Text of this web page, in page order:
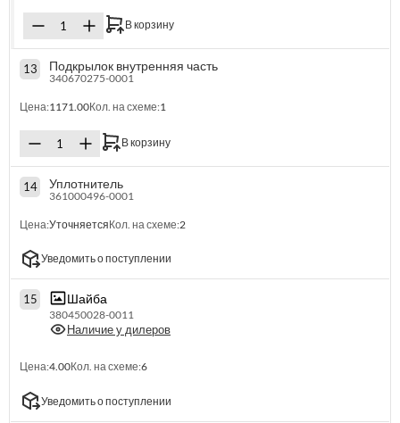
В корзину
13 Подкрылок внутренняя часть
340670275-0001
Цена:1171.00Кол. на схеме:1
В корзину
14 Уплотнитель
361000496-0001
Цена:УточняетсяКол. на схеме:2
Уведомить о поступлении
15 Шайба
380450028-0011
Наличие у дилеров
Цена:4.00Кол. на схеме:6
Уведомить о поступлении